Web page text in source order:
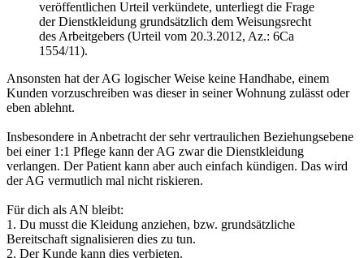
veröffentlichen Urteil verkündete, unterliegt die Frage
der Dienstkleidung grundsätzlich dem Weisungsrecht
des Arbeitgebers (Urteil vom 20.3.2012, Az.: 6Ca
1554/11).
Ansonsten hat der AG logischer Weise keine Handhabe, einem
Kunden vorzuschreiben was dieser in seiner Wohnung zulässt oder
eben ablehnt.
Insbesondere in Anbetracht der sehr vertraulichen Beziehungsebene
bei einer 1:1 Pflege kann der AG zwar die Dienstkleidung
verlangen. Der Patient kann aber auch einfach kündigen. Das wird
der AG vermutlich mal nicht riskieren.
Für dich als AN bleibt:
1. Du musst die Kleidung anziehen, bzw. grundsätzliche
Bereitschaft signalisieren dies zu tun.
2. Der Kunde kann dies verbieten.